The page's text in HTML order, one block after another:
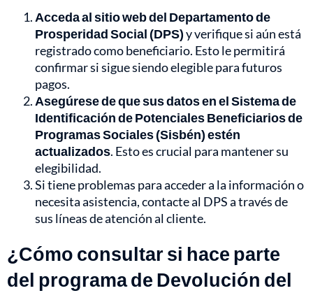
Acceda al sitio web del Departamento de
Prosperidad Social (DPS)y verifique si aún está
registrado como beneficiario. Esto le permitirá
confirmar si sigue siendo elegible para futuros
pagos.
Asegúrese de que sus datos en el Sistema de
Identificación de Potenciales Beneficiarios de
Programas Sociales (Sisbén) estén
actualizados. Esto es crucial para mantener su
elegibilidad.
Si tiene problemas para acceder a la información o
necesita asistencia, contacte al DPS a través de
sus líneas de atención al cliente.
¿Cómo consultar si hace parte
del programa de Devolución del